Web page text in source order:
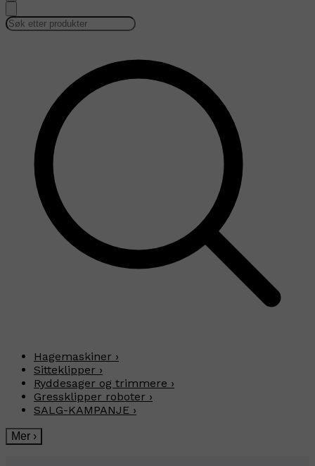
Hagemaskiner ›
Sitteklipper ›
Ryddesager og trimmere ›
Gressklipper roboter ›
SALG-KAMPANJE ›
Mer ›